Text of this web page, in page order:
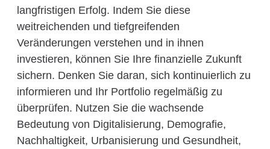
langfristigen Erfolg. Indem Sie diese
weitreichenden und tiefgreifenden
Veränderungen verstehen und in ihnen
investieren, können Sie Ihre finanzielle Zukunft
sichern. Denken Sie daran, sich kontinuierlich zu
informieren und Ihr Portfolio regelmäßig zu
überprüfen. Nutzen Sie die wachsende
Bedeutung von Digitalisierung, Demografie,
Nachhaltigkeit, Urbanisierung und Gesundheit,